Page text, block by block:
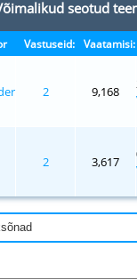
seotud
Vastuseid: Vaatamisi:
2 9,168
2 3,617